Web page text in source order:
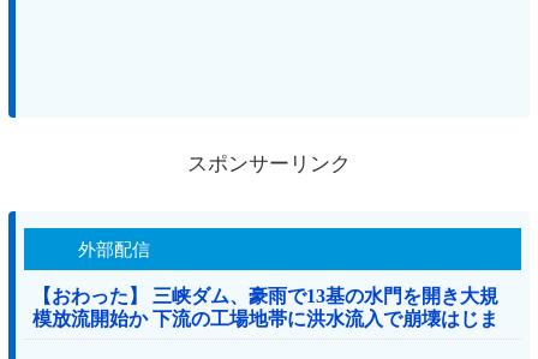
スポンサーリンク
外部配信
【おわった】 三峡ダム、豪雨で13基の水門を開き大規
模放流開始か 下流の工場地帯に洪水流入で崩壊はじま
る